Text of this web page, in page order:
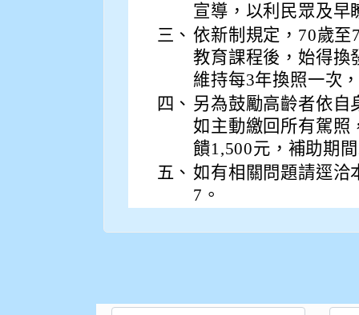
宣導，以利民眾及早
三、 依新制規定，70歲
教育課程後，始得換
維持每3年換照一次
四、 另為鼓勵高齡者依自
如主動繳回所有駕照
饋1,500元，補助期
五、 如有相關問題請逕洽
7。